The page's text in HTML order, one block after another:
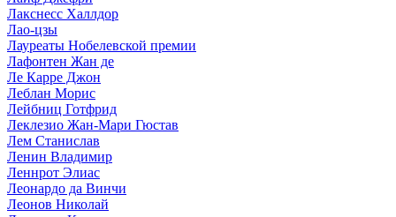
Лакснесс Халлдор
Лао-цзы
Лауреаты Нобелевской премии
Лафонтен Жан де
Ле Карре Джон
Леблан Морис
Лейбниц Готфрид
Леклезио Жан-Мари Гюстав
Лем Станислав
Ленин Владимир
Леннрот Элиас
Леонардо да Винчи
Леонов Николай